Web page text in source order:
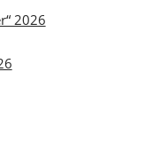
2026